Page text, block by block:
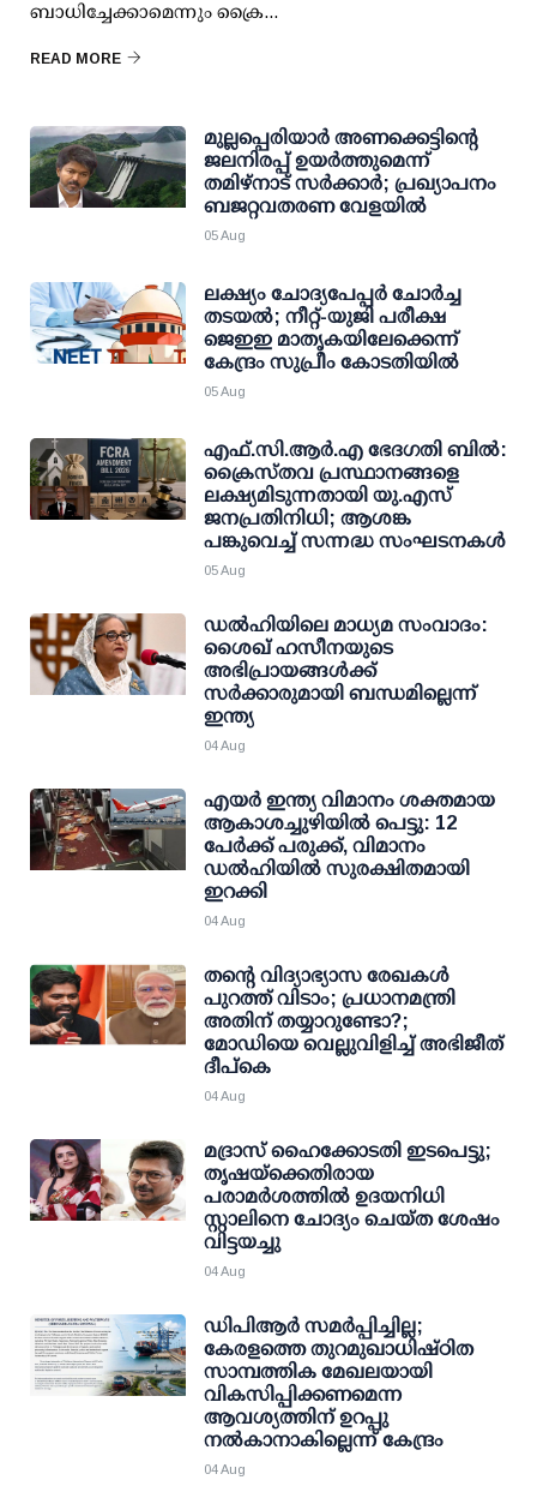
ബാധിച്ചേക്കാമെന്നും ക്രൈ...
READ MORE
മുല്ലപ്പെരിയാര്‍ അണക്കെട്ടിന്റെ
ജലനിരപ്പ് ഉയര്‍ത്തുമെന്ന്
തമിഴ്‌നാട് സര്‍ക്കാര്‍; പ്രഖ്യാപനം
ബജറ്റവതരണ വേളയില്‍
05 Aug
ലക്ഷ്യം ചോദ്യപേപ്പര്‍ ചോര്‍ച്ച
തടയല്‍; നീറ്റ്-യുജി പരീക്ഷ
ജെഇഇ മാതൃകയിലേക്കെന്ന്
കേന്ദ്രം സുപ്രീം കോടതിയില്‍
05 Aug
എഫ്.സി.ആര്‍.എ ഭേദഗതി ബില്‍:
ക്രൈസ്തവ പ്രസ്ഥാനങ്ങളെ
ലക്ഷ്യമിടുന്നതായി യു.എസ്
ജനപ്രതിനിധി; ആശങ്ക
പങ്കുവെച്ച് സന്നദ്ധ സംഘടനകള്‍
05 Aug
ഡല്‍ഹിയിലെ മാധ്യമ സംവാദം:
ശൈഖ് ഹസീനയുടെ
അഭിപ്രായങ്ങള്‍ക്ക്
സര്‍ക്കാരുമായി ബന്ധമില്ലെന്ന്
ഇന്ത്യ
04 Aug
എയര്‍ ഇന്ത്യ വിമാനം ശക്തമായ
ആകാശച്ചുഴിയില്‍ പെട്ടു: 12
പേര്‍ക്ക് പരുക്ക്, വിമാനം
ഡല്‍ഹിയില്‍ സുരക്ഷിതമായി
ഇറക്കി
04 Aug
തന്റെ വിദ്യാഭ്യാസ രേഖകള്‍
പുറത്ത് വിടാം; പ്രധാനമന്ത്രി
അതിന് തയ്യാറുണ്ടോ?;
മോഡിയെ വെല്ലുവിളിച്ച് അഭിജീത്
ദീപ്കെ
04 Aug
മദ്രാസ് ഹൈക്കോടതി ഇടപെട്ടു;
തൃഷയ്ക്കെതിരായ
പരാമര്‍ശത്തില്‍ ഉദയനിധി
സ്റ്റാലിനെ ചോദ്യം ചെയ്ത ശേഷം
വിട്ടയച്ചു
04 Aug
ഡിപിആര്‍ സമര്‍പ്പിച്ചില്ല;
കേരളത്തെ തുറമുഖാധിഷ്ഠിത
സാമ്പത്തിക മേഖലയായി
വികസിപ്പിക്കണമെന്ന
ആവശ്യത്തിന് ഉറപ്പു
നല്‍കാനാകില്ലെന്ന് കേന്ദ്രം
04 Aug